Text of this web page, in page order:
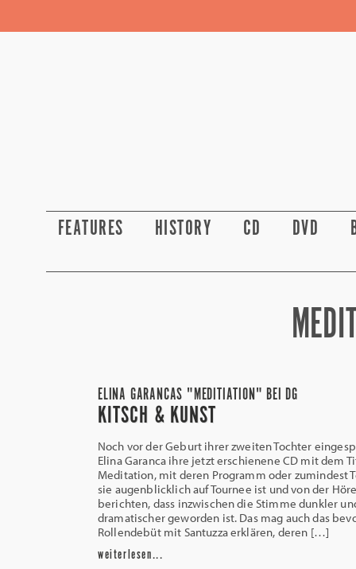
FEATURES HISTORY CD DVD
ELINA GARANCAS "MEDITIATION" BEI DG
KITSCH & KUNST
Noch vor der Geburt ihrer zweiten Tochter
Elina Garanca ihre jetzt erschienene CD mit dem
Meditation, mit deren Programm oder zumindest
sie augenblicklich auf Tournee ist und von der
berichten, dass inzwischen die Stimme dunkler
dramatischer geworden ist. Das mag auch das
Rollendebüt mit Santuzza erklären, deren […]
weiterlesen...